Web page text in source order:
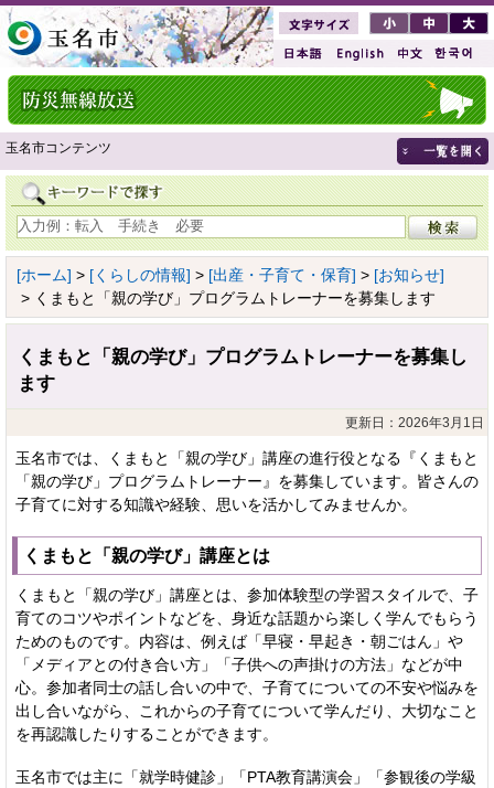
玉名市コンテンツ
[ホーム] > [くらしの情報] > [出産・子育て・保育] > [お知らせ]
> くまもと「親の学び」プログラムトレーナーを募集します
くまもと「親の学び」プログラムトレーナーを募集し
ます
更新日：2026年3月1日
玉名市では、くまもと「親の学び」講座の進行役となる『くまもと
「親の学び」プログラムトレーナー』を募集しています。皆さんの
子育てに対する知識や経験、思いを活かしてみませんか。
くまもと「親の学び」講座とは
くまもと「親の学び」講座とは、参加体験型の学習スタイルで、子
育てのコツやポイントなどを、身近な話題から楽しく学んでもらう
ためのものです。内容は、例えば「早寝・早起き・朝ごはん」や
「メディアとの付き合い方」「子供への声掛けの方法」などが中
心。参加者同士の話し合いの中で、子育てについての不安や悩みを
出し合いながら、これからの子育てについて学んだり、大切なこと
を再認識したりすることができます。
玉名市では主に「就学時健診」「PTA教育講演会」「参観後の学級